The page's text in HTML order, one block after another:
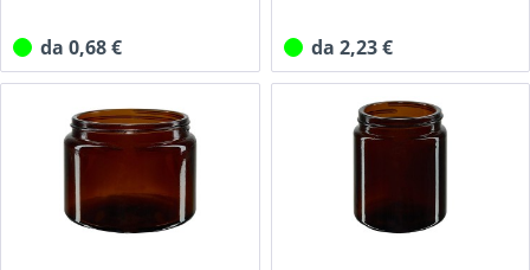
da 0,68 € da 2,23 €